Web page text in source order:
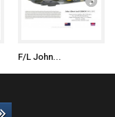
F/L John...